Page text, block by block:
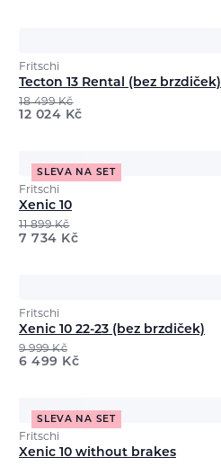
Fritschi
Tecton 13 Rental (bez brzdiček)
18 499Kč
12 024 Kč
SLEVA NA SET
Fritschi
Xenic 10
11 899Kč
7 734 Kč
Fritschi
Xenic 10 22-23 (bez brzdiček)
9 999Kč
6 499 Kč
SLEVA NA SET
Fritschi
Xenic 10 without brakes